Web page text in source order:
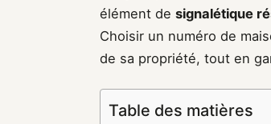
élément de signalétique
Choisir un numéro de
de sa propriété, tout en
Table des matières